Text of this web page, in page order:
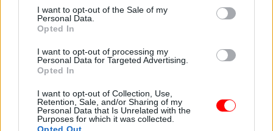
consent section.
I want to opt-out of the Sale of my
Personal Data.
Opted In
I want to opt-out of processing my
Personal Data for Targeted Advertising.
Opted In
I want to opt-out of Collection, Use,
Retention, Sale, and/or Sharing of my
Personal Data that Is Unrelated with the
Purposes for which it was collected.
Opted Out
kezdett, miközben a
strandon…
kölcsönadni:
szegénységet és…